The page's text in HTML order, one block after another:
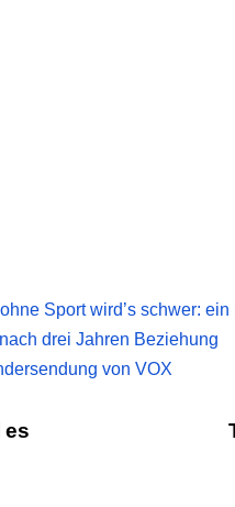
Sport wird’s schwer: ein
drei Jahren Beziehung
von VOX
es